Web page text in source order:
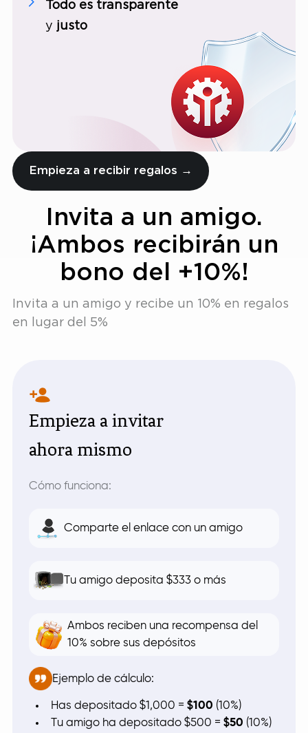
Todo es transparente
y justo
Empieza a recibir regalos →
Invita a un amigo.
¡Ambos recibirán un
bono del +10%!
Invita a un amigo y recibe un 10% en regalos
en lugar del 5%
Empieza a invitar
ahora mismo
Cómo funciona:
Comparte el enlace con un amigo
Tu amigo deposita $333 o más
Ambos reciben una recompensa del
10% sobre sus depósitos
Ejemplo de cálculo:
Has depositado $1,000 = $100 (10%)
Tu amigo ha depositado $500 = $50 (10%)